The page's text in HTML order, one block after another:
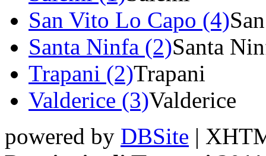
San Vito Lo Capo (4)
Santa Ninfa (2)Santa
Trapani (2)Trapani
Valderice (3)Valderice
powered by DBSite |